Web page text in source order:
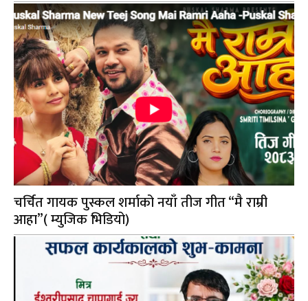
चर्चित गायक पुस्कल शर्माको नयाँ तीज गीत “मै राम्री
आहा”( म्युजिक भिडियो)